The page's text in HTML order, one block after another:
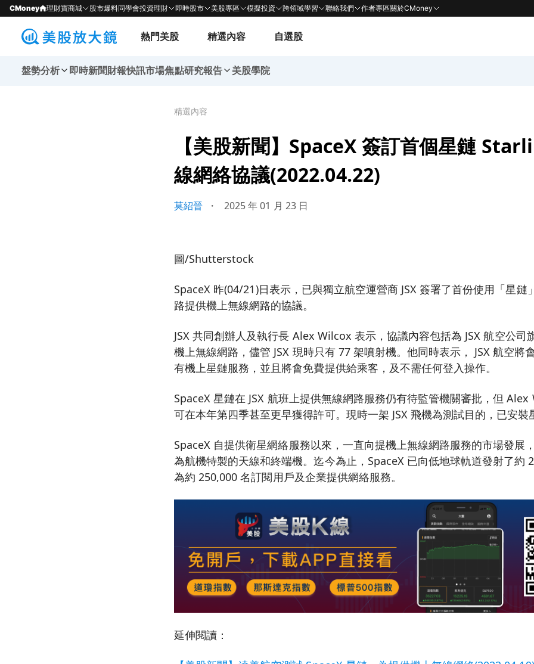
CMoney 理財寶商城 股市爆料同學會投資理財 即時股市 美股專區 模擬投資 跨領域學習 聯絡我們 作者專區關於CMoney
熱門美股 精選內容 自選股
盤勢分析 即時新聞財報快訊市場焦點研究報告 美股學院
精選內容
【美股新聞】SpaceX 簽訂首個星鏈
線網絡協議(2022.04.22)
莫紹晉 ・ 2025 年 01 月 23 日
圖/Shutterstock
SpaceX 昨(04/21)日表示，已與獨立航空運營商 JSX 簽署了首份使用「星
路提供機上無線網路的協議。
JSX 共同創辦人及執行長 Alex Wilcox 表示，協議內容包括為 JSX 航空公司
機上無線網路，儘管 JSX 現時只有 77 架噴射機。他同時表示， JSX 航空將
有機上星鏈服務，並且將會免費提供給乘客，及不需任何登入操作。
SpaceX 星鏈在 JSX 航班上提供無線網路服務仍有待監管機關審批，但
可在本年第四季甚至更早獲得許可。現時一架 JSX 飛機為測試目的，已安裝
SpaceX 自提供衛星網絡服務以來，一直向提機上無線網路服務的市場發展
為航機特製的天線和終端機。迄今為止，SpaceX 已向低地球軌道發射了約
為約 250,000 名訂閱用戶及企業提供網絡服務。
延伸閱讀：